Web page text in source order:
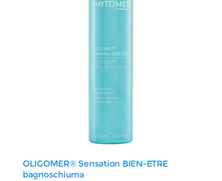
OLIGOMER® Sensation BIEN-ETRE
bagnoschiuma